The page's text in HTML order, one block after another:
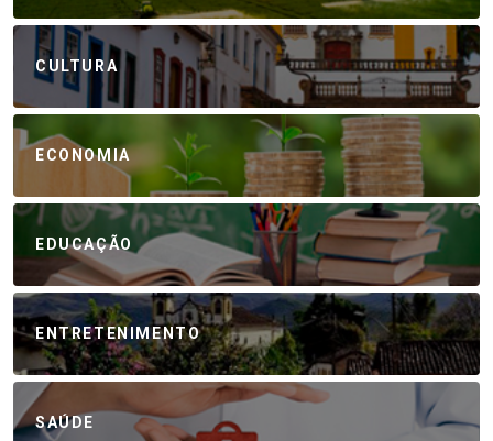
CULTURA
ECONOMIA
EDUCAÇÃO
ENTRETENIMENTO
SAÚDE